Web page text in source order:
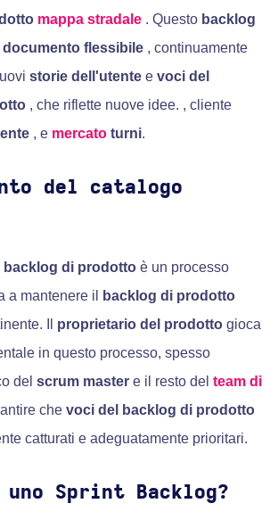
mappa stradale . Questo backlog
documento flessibile , continuamente
storie dell'utente e voci del
, che riflette nuove idee. , cliente
, e mercato turni.
del catalogo
backlog di prodotto è un processo
a mantenere il
backlog di prodotto
Il
proprietario del prodotto gioca
in questo processo, spesso
del scrum master e il resto del team di
che voci del backlog di prodotto
catturati e adeguatamente prioritari.
uno Sprint Backlog?